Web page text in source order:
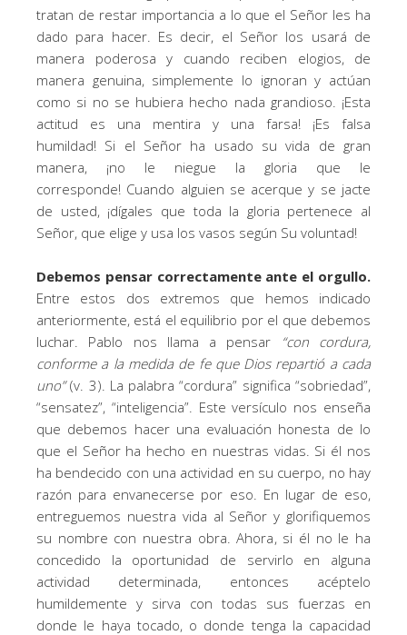
tratan de restar importancia a lo que el Señor les ha
dado para hacer. Es decir, el Señor los usará de
manera poderosa y cuando reciben elogios, de
manera genuina, simplemente lo ignoran y actúan
como si no se hubiera hecho nada grandioso. ¡Esta
actitud es una mentira y una farsa! ¡Es falsa
humildad! Si el Señor ha usado su vida de gran
manera, ¡no le niegue la gloria que le
corresponde! Cuando alguien se acerque y se jacte
de usted, ¡dígales que toda la gloria pertenece al
Señor, que elige y usa los vasos según Su voluntad!
Debemos pensar correctamente ante el orgullo.
Entre estos dos extremos que hemos indicado
anteriormente, está el equilibrio por el que debemos
luchar. Pablo nos llama a pensar
“con cordura,
conforme a la medida de fe que Dios repartió a cada
uno”(v. 3). La palabra “cordura” significa “sobriedad”,
“sensatez”, “inteligencia”. Este versículo nos enseña
que debemos hacer una evaluación honesta de lo
que el Señor ha hecho en nuestras vidas. Si él nos
ha bendecido con una actividad en su cuerpo, no hay
razón para envanecerse por eso. En lugar de eso,
entreguemos nuestra vida al Señor y glorifiquemos
su nombre con nuestra obra. Ahora, si él no le ha
concedido la oportunidad de servirlo en alguna
actividad determinada, entonces acéptelo
humildemente y sirva con todas sus fuerzas en
donde le haya tocado, o donde tenga la capacidad